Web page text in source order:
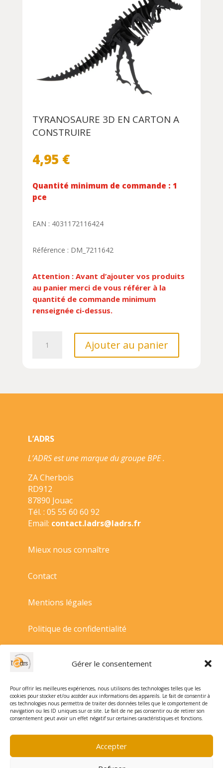
Gérer le consentement
Pour offrir les meilleures expériences, nous utilisons des technologies telles que les
cookies pour stocker et/ou accéder aux informations des appareils. Le fait de consentir à
ces technologies nous permettra de traiter des données telles que le comportement de
navigation ou les ID uniques sur ce site. Le fait de ne pas consentir ou de retirer son
consentement peut avoir un effet négatif sur certaines caractéristiques et fonctions.
Accepter
TYRANOSAURE 3D EN CARTON A
CONSTRUIRE
4,95 €
Quantité minimum de commande : 1
pce
EAN : 4031172116424
Référence : DM_7211642
Attention : Avant d’ajouter vos produits
au panier merci de vous référer à la
quantité de commande minimum
renseignée ci-dessus.
TYRANOSAURE
CARTON
Ajouter au panier
L’ADRS
L’ADRS est une marque du groupe BPE .
ZA Cherbois
RD912
87890 Jouac
Tél. : 05 55 60 60 92
Email: contact.ladrs@ladrs.fr
Mieux nous connaître
Contact
Mentions légales
Politique de confidentialité
Politique de cookies